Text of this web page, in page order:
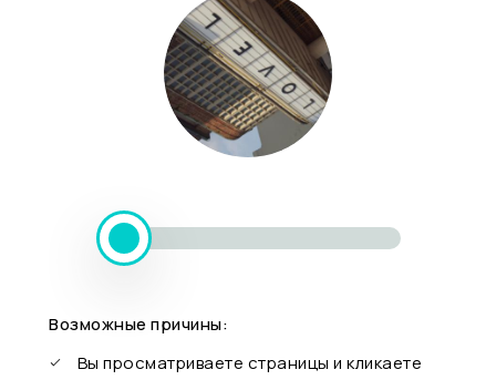
Возможные причины:
Вы просматриваете страницы и кликаете